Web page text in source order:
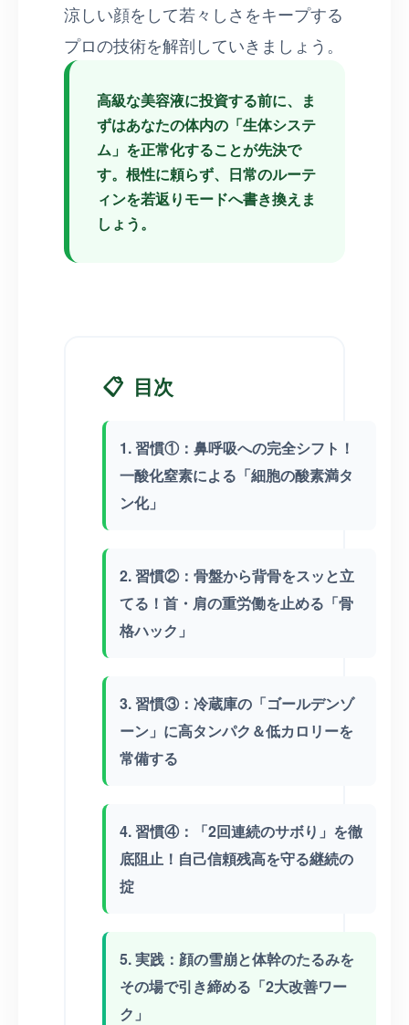
涼しい顔をして若々しさをキープする
プロの技術を解剖していきましょう。
高級な美容液に投資する前に、ま
ずはあなたの体内の「生体システ
ム」を正常化することが先決で
す。根性に頼らず、日常のルーテ
ィンを若返りモードへ書き換えま
しょう。
📋 目次
1. 習慣①：鼻呼吸への完全シフト！
一酸化窒素による「細胞の酸素満タ
ン化」
2. 習慣②：骨盤から背骨をスッと立
てる！首・肩の重労働を止める「骨
格ハック」
3. 習慣③：冷蔵庫の「ゴールデンゾ
ーン」に高タンパク＆低カロリーを
常備する
4. 習慣④：「2回連続のサボり」を徹
底阻止！自己信頼残高を守る継続の
掟
5. 実践：顔の雪崩と体幹のたるみを
その場で引き締める「2大改善ワー
ク」